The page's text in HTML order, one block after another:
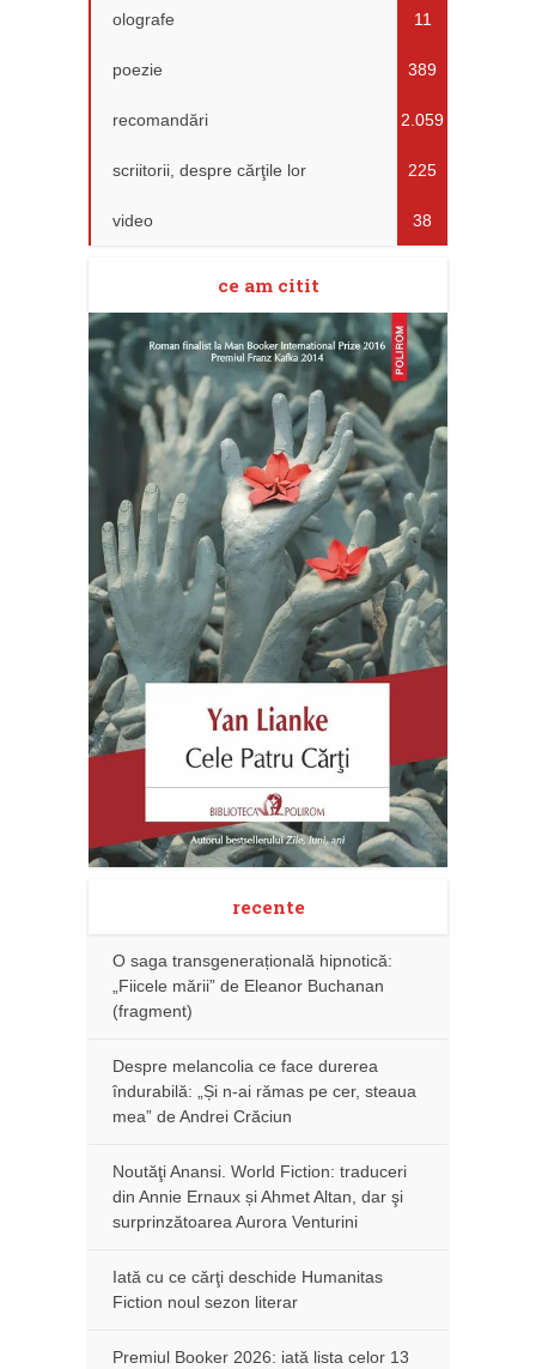
olografe 11
poezie 389
recomandări 2.059
scriitorii, despre cărţile lor 225
video 38
ce am citit
recente
O saga transgenerațională hipnotică:
„Fiicele mării” de Eleanor Buchanan
(fragment)
Despre melancolia ce face durerea
îndurabilă: „Și n-ai rămas pe cer, steaua
mea” de Andrei Crăciun
Noutăţi Anansi. World Fiction: traduceri
din Annie Ernaux și Ahmet Altan, dar şi
surprinzătoarea Aurora Venturini
Iată cu ce cărţi deschide Humanitas
Fiction noul sezon literar
Premiul Booker 2026: iată lista celor 13